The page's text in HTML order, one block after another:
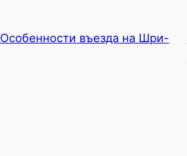
Особенности въезда на Шри-